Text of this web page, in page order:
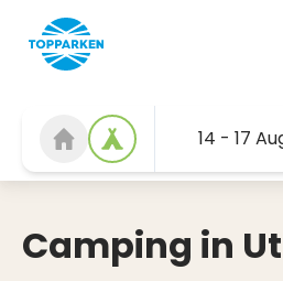
14 - 17
Camping in